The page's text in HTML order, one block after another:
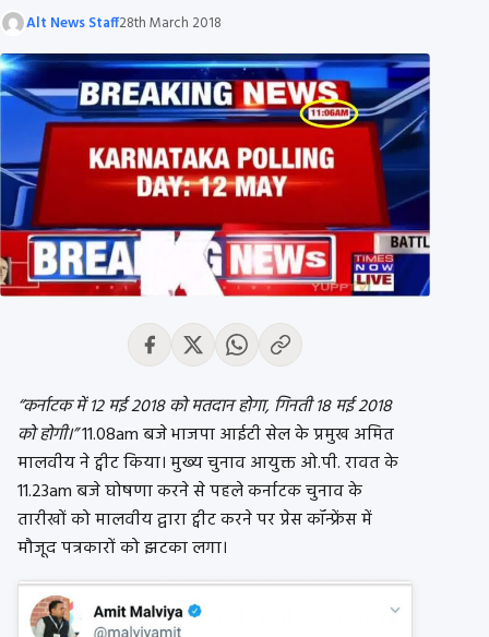
Alt News Staff28th March 2018
“कर्नाटक में 12 मई 2018 को मतदान होगा, गिनती 18 मई 2018
को होगी।”11.08am बजे भाजपा आईटी सेल के प्रमुख अमित
मालवीय ने ट्वीट किया। मुख्य चुनाव आयुक्त ओ.पी. रावत के
11.23am बजे घोषणा करने से पहले कर्नाटक चुनाव के
तारीखों को मालवीय द्वारा ट्वीट करने पर प्रेस कॉन्फ्रेंस में
मौजूद पत्रकारों को झटका लगा।